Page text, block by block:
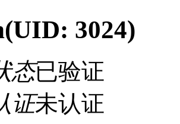
(UID: 3024)
态已验证
证未认证